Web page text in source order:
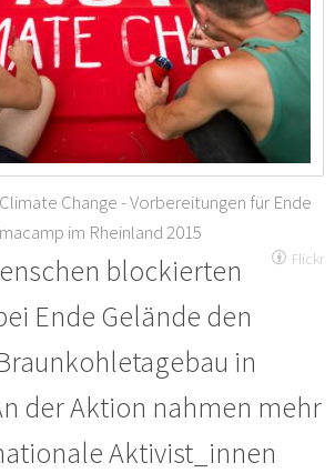
Change - Vorbereitungen für Ende
im Rheinland 2015
Flickr
blockierten
Ende Gelände den
in
der Aktion nahmen mehr
Aktivist_innen